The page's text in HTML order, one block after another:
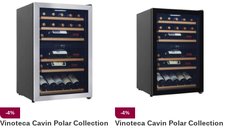
-4%
Vinoteca Cavin Polar Collection
-4%
Vinoteca Cavin Polar Collection